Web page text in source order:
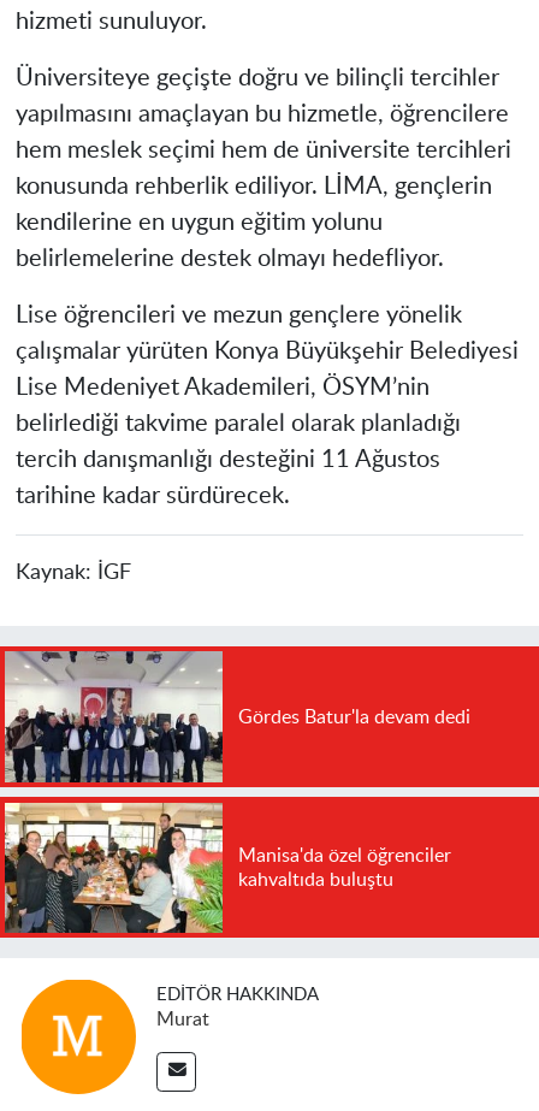
hizmeti sunuluyor.
Üniversiteye geçişte doğru ve bilinçli tercihler
yapılmasını amaçlayan bu hizmetle, öğrencilere
hem meslek seçimi hem de üniversite tercihleri
konusunda rehberlik ediliyor. LİMA, gençlerin
kendilerine en uygun eğitim yolunu
belirlemelerine destek olmayı hedefliyor.
Lise öğrencileri ve mezun gençlere yönelik
çalışmalar yürüten Konya Büyükşehir Belediyesi
Lise Medeniyet Akademileri, ÖSYM’nin
belirlediği takvime paralel olarak planladığı
tercih danışmanlığı desteğini 11 Ağustos
tarihine kadar sürdürecek.
Kaynak: İGF
Gördes Batur'la devam dedi
Manisa'da özel öğrenciler
kahvaltıda buluştu
EDITÖR HAKKINDA
Murat